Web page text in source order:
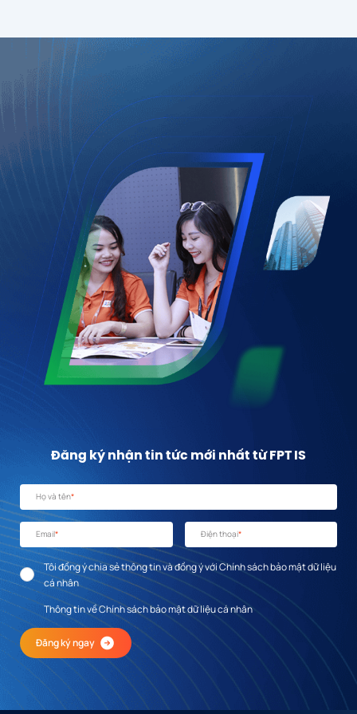
Đăng ký nhận tin tức mới nhất từ FPT IS
Họ và tên*
Email* Điện thoại*
Tôi đồng ý chia sẻ thông tin và đồng ý với Chính sách bảo mật dữ liệu
cá nhân
Thông tin về Chính sách bảo mật dữ liệu cá nhân
Đăng ký ngay